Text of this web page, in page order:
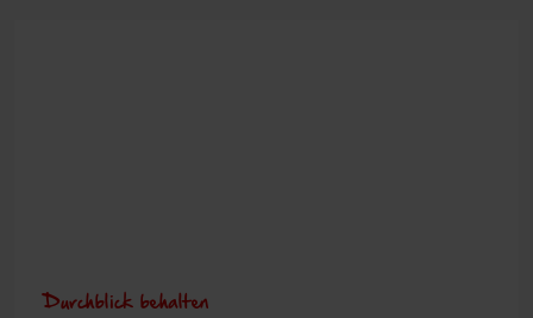
Durchblick behalten